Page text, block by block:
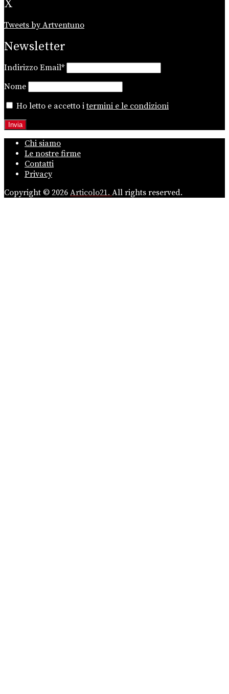
X
Tweets by Artventuno
Newsletter
Indirizzo Email*
Nome
Ho letto e accetto itermini e le condizioni
Chi siamo
Le nostre firme
Contatti
Privacy
Copyright © 2026 Articolo21. All rights reserved.